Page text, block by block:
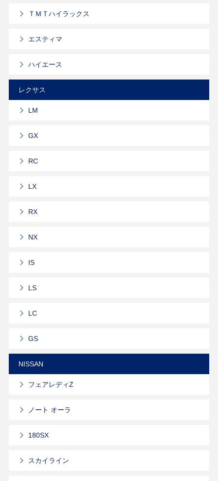
ＴＭＴハイラックス
エスティマ
ハイエース
レクサス
LM
GX
RC
LX
RX
NX
IS
LS
LC
GS
NISSAN
フェアレディZ
ノート オーラ
180SX
スカイライン